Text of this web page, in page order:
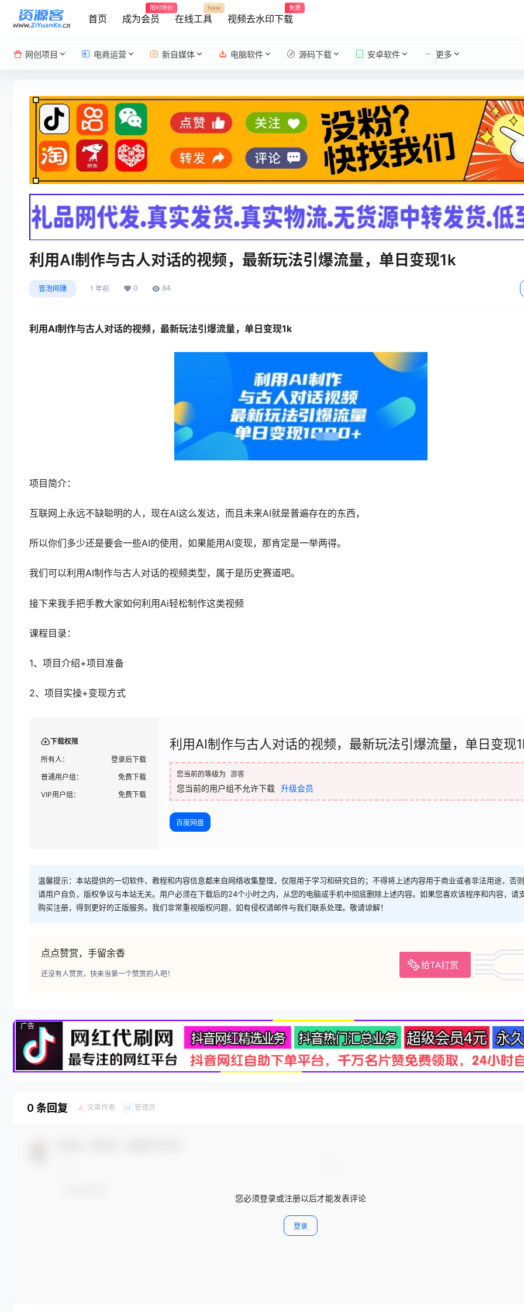
首页 成为会员
限时特价
在线工具
New
视频去水印下载
免费
网创项目 电商运营 新自媒体 电脑软件 源码下载 安卓软件 更多
利用AI制作与古人对话的视频，最新玩法引爆流量，单日变现1k
冒泡网赚 1 年前 0 84
利用AI制作与古人对话的视频，最新玩法引爆流量，单日变现1k
项目简介：
互联网上永远不缺聪明的人，现在AI这么发达，而且未来AI就是普遍存在的东西，
所以你们多少还是要会一些AI的使用，如果能用AI变现，那肯定是一举两得。
我们可以利用AI制作与古人对话的视频类型，属于是历史赛道吧。
接下来我手把手教大家如何利用Ai轻松制作这类视频
课程目录：
1、项目介绍+项目准备
2、项目实操+变现方式
下载权限
所有人：
登录后下载
普通用户组：
免费下载
VIP用户组：
免费下载
利用AI制作与古人对话的视频，最新玩法引爆流量，单日变现
您当前的等级为 游客
您当前的用户组不允许下载 升级会员
百度网盘
温馨提示：本站提供的一切软件、教程和内容信息都来自网络收集整理，仅限用于学习和研究目的；不得将上述内容用于商业或者非法用途，否
请用户自负，版权争议与本站无关。用户必须在下载后的24个小时之内，从您的电脑或手机中彻底删除上述内容。如果您喜欢该程序和内容，请
购买注册，得到更好的正版服务。我们非常重视版权问题，如有侵权请邮件与我们联系处理。敬请谅解！
点点赞赏，手留余香
给TA打赏
还没有人赞赏，快来当第一个赞赏的人吧！
广告
0 条回复 A 文章作者 M 管理员
您必须登录或注册以后才能发表评论
登录